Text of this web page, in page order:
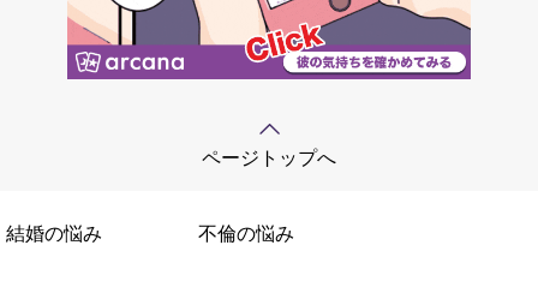
ページトップへ
結婚の悩み 不倫の悩み